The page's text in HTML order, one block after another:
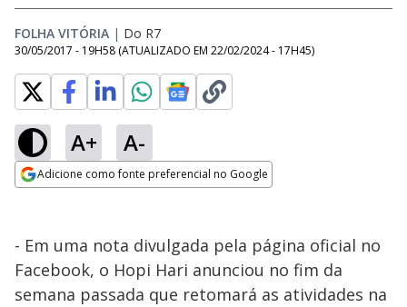
FOLHA VITÓRIA | Do R7
30/05/2017 - 19H58 (ATUALIZADO EM 22/02/2024 - 17H45)
A+ A-
Adicione como fonte preferencial no Google
- Em uma nota divulgada pela página oficial no
Facebook, o Hopi Hari anunciou no fim da
semana passada que retomará as atividades na